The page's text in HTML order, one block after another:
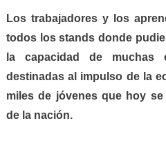
Los trabajadores y los
todos los stands donde
la capacidad de muchas
destinadas al impulso de la
miles de jóvenes que hoy
de la nación.